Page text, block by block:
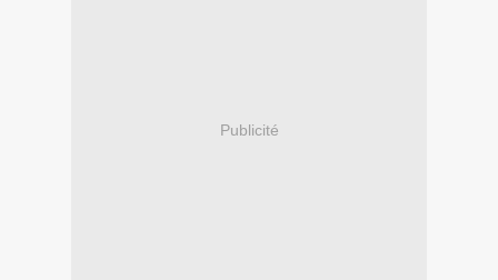
Publicité